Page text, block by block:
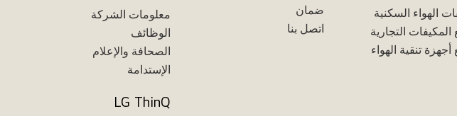
الهواء السكنية
المكيفات التجارية
تنقية الهواء
ضمان
اتصل بنا
معلومات الشركة
الوظائف
الصحافة والإعلام
الإستدامة
LG ThinQ